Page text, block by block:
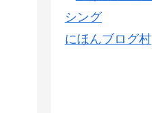
にほんブログ村